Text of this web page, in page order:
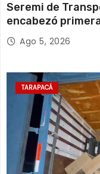
Seremi de
encabezó
retiro de cables
Ago 5, 2026
TARAPACÁ